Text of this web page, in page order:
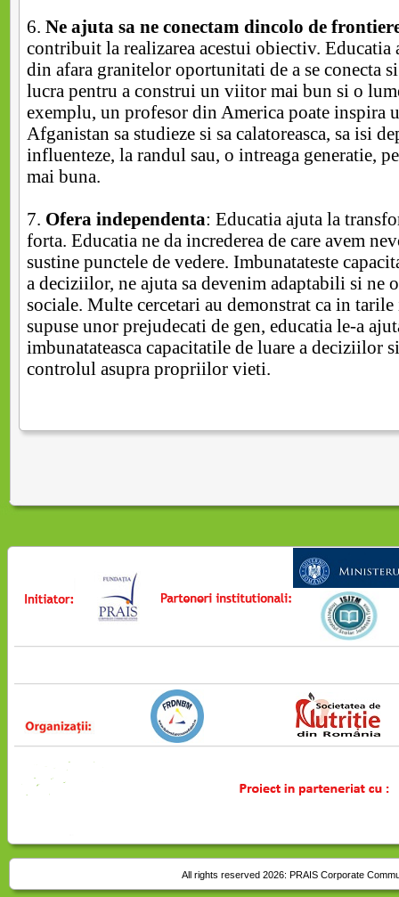
6. Ne ajuta sa ne conectam dincolo de
contribuit la realizarea acestui obiectiv.
din afara granitelor oportunitati de a se conecta
lucra pentru a construi un viitor mai bun si o
exemplu, un profesor din America poate inspira
Afganistan sa studieze si sa calatoreasca, sa isi
influenteze, la randul sau, o intreaga generatie,
mai buna.
7. Ofera independenta: Educatia ajuta la
forta. Educatia ne da increderea de care avem
sustine punctele de vedere. Imbunatateste
a deciziilor, ne ajuta sa devenim adaptabili si ne
sociale. Multe cercetari au demonstrat ca in
supuse unor prejudecati de gen, educatia le-a
imbunatateasca capacitatile de luare a deciziilor
controlul asupra propriilor vieti.
All rights reserved 2026: PRAIS Corporate